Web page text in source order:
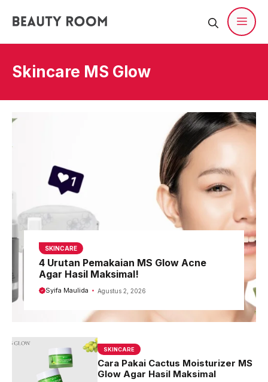
Skincare MS Glow
SKINCARE
4 Urutan Pemakaian MS Glow Acne
Agar Hasil Maksimal!
Syifa Maulida Agustus 2, 2026
SKINCARE
Cara Pakai Cactus Moisturizer MS
Glow Agar Hasil Maksimal